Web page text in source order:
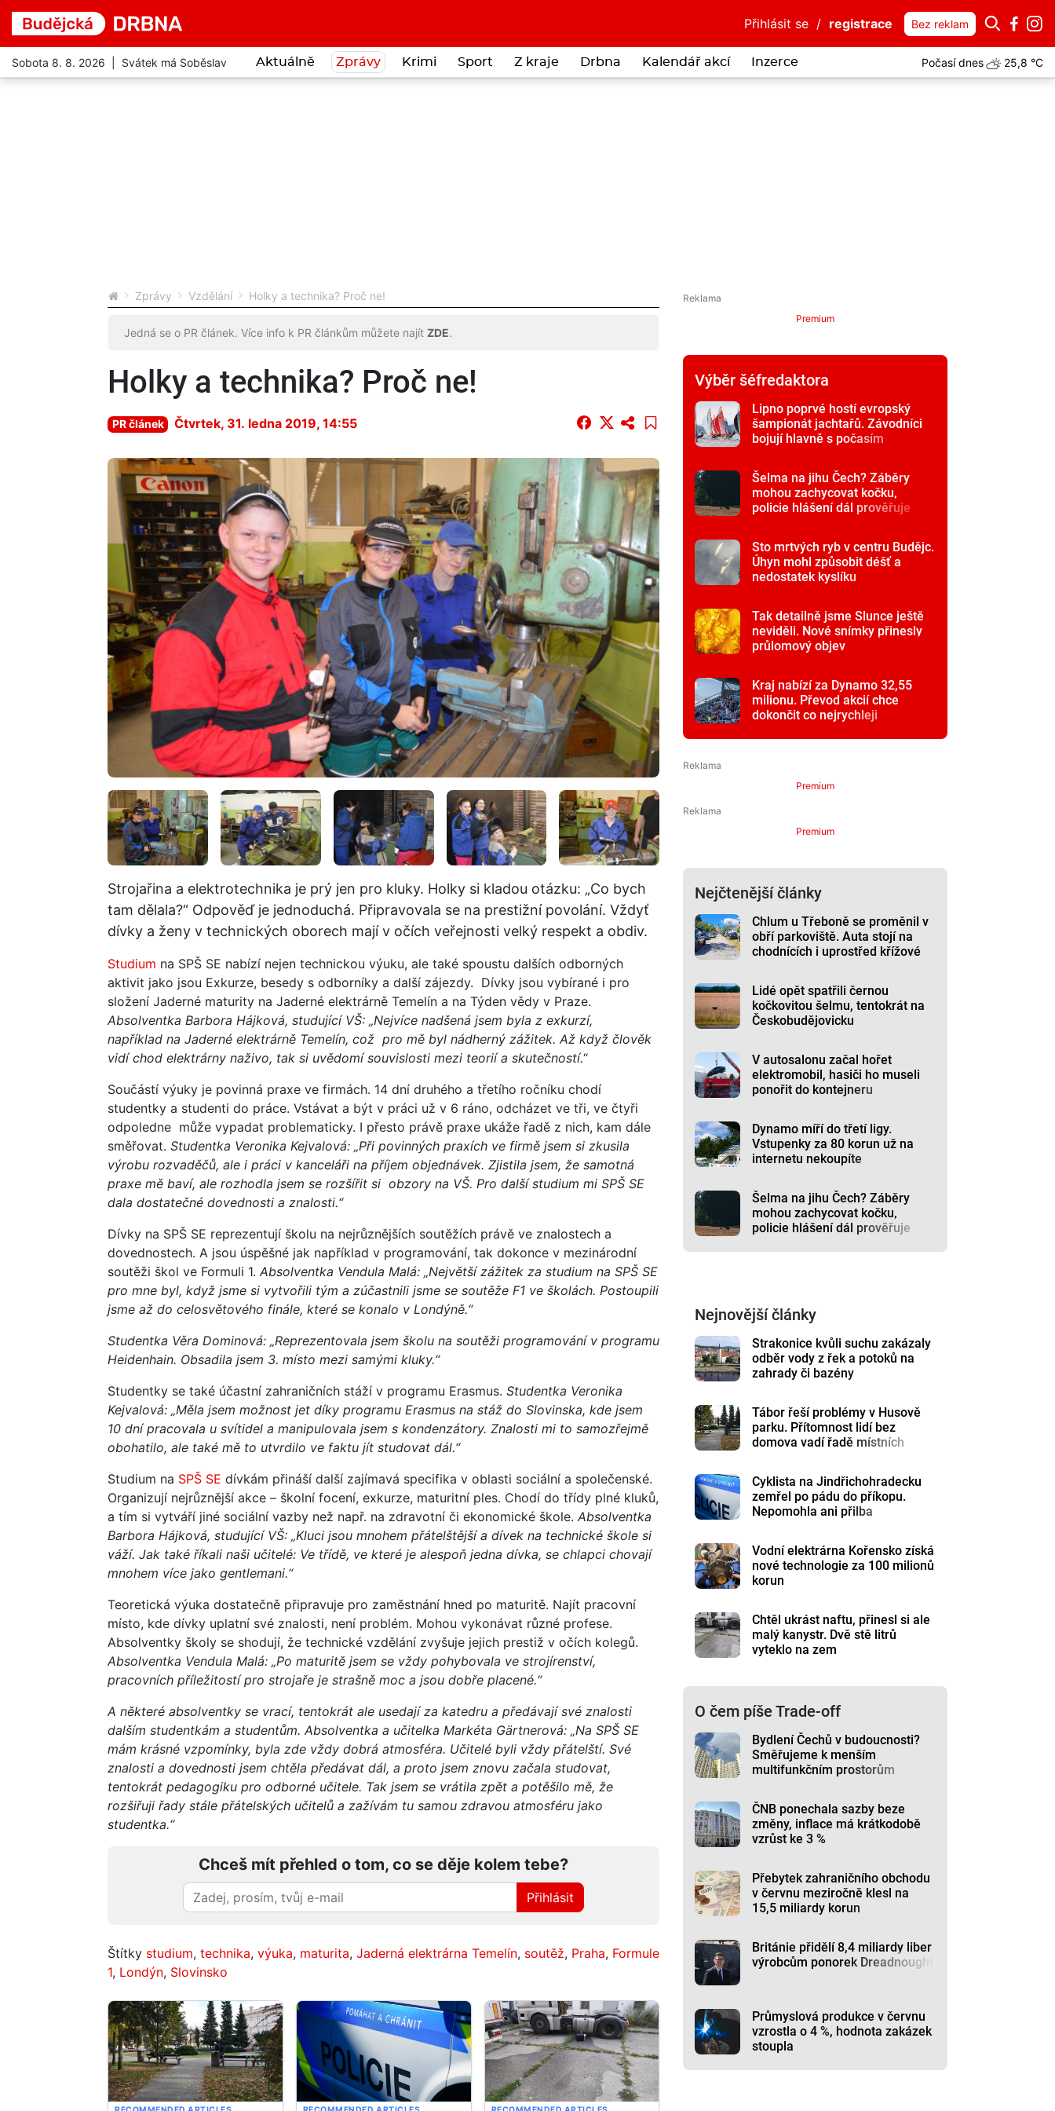
Přihlásit se / registrace Bez reklam
Sobota 8. 8. 2026 | Svátek má Soběslav Aktuálně Zprávy Krimi Sport Z kraje Drbna Kalendář akcí Inzerce Počasí dnes 25,8 °C
Zprávy Vzdělání Holky a technika? Proč ne!
Jedná se o PR článek. Více info k PR článkům můžete najít ZDE.
Holky a technika? Proč ne!
PR článek Čtvrtek, 31. ledna 2019, 14:55
Strojařina a elektrotechnika je prý jen pro kluky. Holky si kladou otázku: „Co bych
tam dělala?“ Odpověď je jednoduchá. Připravovala se na prestižní povolání. Vždyť
dívky a ženy v technických oborech mají v očích veřejnosti velký respekt a obdiv.
Studium na SPŠ SE nabízí nejen technickou výuku, ale také spoustu dalších odborných
aktivit jako jsou Exkurze, besedy s odborníky a další zájezdy. Dívky jsou vybírané i pro
složení Jaderné maturity na Jaderné elektrárně Temelín a na Týden vědy v Praze.
Absolventka Barbora Hájková, studující VŠ: „Nejvíce nadšená jsem byla z exkurzí,
například na Jaderné elektrárně Temelín, což pro mě byl nádherný zážitek. Až když člověk
vidí chod elektrárny naživo, tak si uvědomí souvislosti mezi teorií a skutečností.“
Součástí výuky je povinná praxe ve firmách. 14 dní druhého a třetího ročníku chodí
studentky a studenti do práce. Vstávat a být v práci už v 6 ráno, odcházet ve tři, ve čtyři
odpoledne může vypadat problematicky. I přesto právě praxe ukáže řadě z nich, kam dále
směřovat. Studentka Veronika Kejvalová: „Při povinných praxích ve firmě jsem si zkusila
výrobu rozvaděčů, ale i práci v kanceláři na příjem objednávek. Zjistila jsem, že samotná
praxe mě baví, ale rozhodla jsem se rozšířit si obzory na VŠ. Pro další studium mi SPŠ SE
dala dostatečné dovednosti a znalosti.“
Dívky na SPŠ SE reprezentují školu na nejrůznějších soutěžích právě ve znalostech a
dovednostech. A jsou úspěšné jak například v programování, tak dokonce v mezinárodní
soutěži škol ve Formuli 1. Absolventka Vendula Malá: „Největší zážitek za studium na SPŠ SE
pro mne byl, když jsme si vytvořili tým a zúčastnili jsme se soutěže F1 ve školách. Postoupili
jsme až do celosvětového finále, které se konalo v Londýně.“
Studentka Věra Dominová: „Reprezentovala jsem školu na soutěži programování v programu
Heidenhain. Obsadila jsem 3. místo mezi samými kluky.“
Studentky se také účastní zahraničních stáží v programu Erasmus. Studentka Veronika
Kejvalová: „Měla jsem možnost jet díky programu Erasmus na stáž do Slovinska, kde jsem
10 dní pracovala u svítidel a manipulovala jsem s kondenzátory. Znalosti mi to samozřejmě
obohatilo, ale také mě to utvrdilo ve faktu jít studovat dál.“
Studium na SPŠ SE dívkám přináší další zajímavá specifika v oblasti sociální a společenské.
Organizují nejrůznější akce – školní focení, exkurze, maturitní ples. Chodí do třídy plné kluků,
a tím si vytváří jiné sociální vazby než např. na zdravotní či ekonomické škole. Absolventka
Barbora Hájková, studující VŠ: „Kluci jsou mnohem přátelštější a dívek na technické škole si
váží. Jak také říkali naši učitelé: Ve třídě, ve které je alespoň jedna dívka, se chlapci chovají
mnohem více jako gentlemani.“
Teoretická výuka dostatečně připravuje pro zaměstnání hned po maturitě. Najít pracovní
místo, kde dívky uplatní své znalosti, není problém. Mohou vykonávat různé profese.
Absolventky školy se shodují, že technické vzdělání zvyšuje jejich prestiž v očích kolegů.
Absolventka Vendula Malá: „Po maturitě jsem se vždy pohybovala ve strojírenství,
pracovních příležitostí pro strojaře je strašně moc a jsou dobře placené.“
A některé absolventky se vrací, tentokrát ale usedají za katedru a předávají své znalosti
dalším studentkám a studentům. Absolventka a učitelka Markéta Gärtnerová: „Na SPŠ SE
mám krásné vzpomínky, byla zde vždy dobrá atmosféra. Učitelé byli vždy přátelští. Své
znalosti a dovednosti jsem chtěla předávat dál, a proto jsem znovu začala studovat,
tentokrát pedagogiku pro odborné učitele. Tak jsem se vrátila zpět a potěšilo mě, že
rozšiřuji řady stále přátelských učitelů a zažívám tu samou zdravou atmosféru jako
studentka.“
Chceš mít přehled o tom, co se děje kolem tebe?
Přihlásit
Štítky studium, technika, výuka, maturita, Jaderná elektrárna Temelín, soutěž, Praha, Formule
1, Londýn, Slovinsko
Premium
Výběr šéfredaktora
Lipno poprvé hostí evropský
šampionát jachtařů. Závodníci
bojují hlavně s počasím
Šelma na jihu Čech? Záběry
mohou zachycovat kočku,
policie hlášení dál prověřuje
Sto mrtvých ryb v centru Budějc.
Úhyn mohl způsobit déšť a
nedostatek kyslíku
Tak detailně jsme Slunce ještě
neviděli. Nové snímky přinesly
průlomový objev
Kraj nabízí za Dynamo 32,55
milionu. Převod akcií chce
dokončit co nejrychleji
Premium
Premium
Nejčtenější články
Chlum u Třeboně se proměnil v
obří parkoviště. Auta stojí na
chodnících i uprostřed křížové
Lidé opět spatřili černou
kočkovitou šelmu, tentokrát na
Českobudějovicku
V autosalonu začal hořet
elektromobil, hasiči ho museli
ponořit do kontejneru
Dynamo míří do třetí ligy.
Vstupenky za 80 korun už na
internetu nekoupíte
Šelma na jihu Čech? Záběry
mohou zachycovat kočku,
policie hlášení dál prověřuje
Nejnovější články
Strakonice kvůli suchu zakázaly
odběr vody z řek a potoků na
zahrady či bazény
Tábor řeší problémy v Husově
parku. Přítomnost lidí bez
domova vadí řadě místních
Cyklista na Jindřichohradecku
zemřel po pádu do příkopu.
Nepomohla ani přilba
Vodní elektrárna Kořensko získá
nové technologie za 100 milionů
korun
Chtěl ukrást naftu, přinesl si ale
malý kanystr. Dvě stě litrů
vyteklo na zem
O čem píše Trade-off
Bydlení Čechů v budoucnosti?
Směřujeme k menším
multifunkčním prostorům
ČNB ponechala sazby beze
změny, inflace má krátkodobě
vzrůst ke 3 %
Přebytek zahraničního obchodu
v červnu meziročně klesl na
15,5 miliardy korun
Británie přidělí 8,4 miliardy liber
výrobcům ponorek Dreadnought
Průmyslová produkce v červnu
vzrostla o 4 %, hodnota zakázek
stoupla